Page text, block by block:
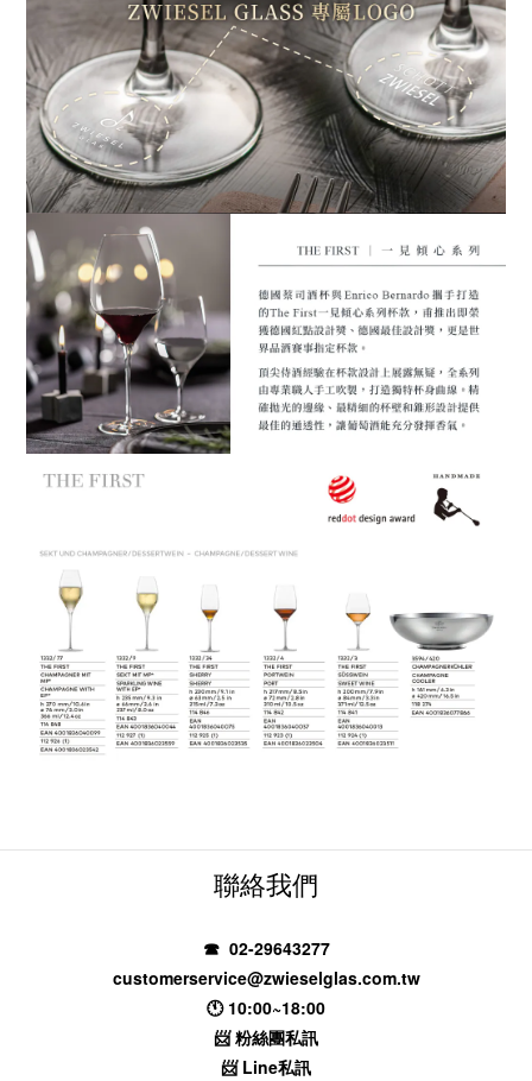
聯絡我們
☎ 02-29643277
customerservice@zwieselglas.com.tw
🕚 10:00~18:00
📨粉絲團私訊
📨 Line私訊